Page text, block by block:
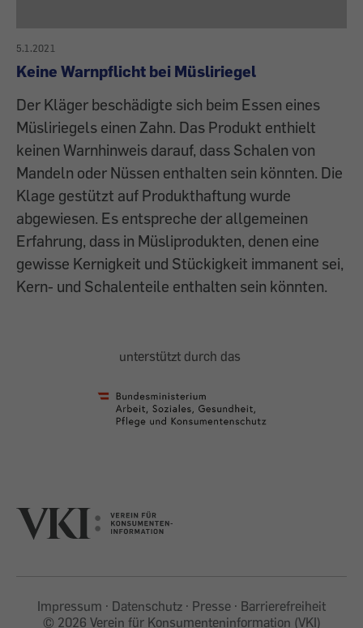
5.1.2021
Keine Warnpflicht bei Müsliriegel
Der Kläger beschädigte sich beim Essen eines
Müsliriegels einen Zahn. Das Produkt enthielt
keinen Warnhinweis darauf, dass Schalen von
Mandeln oder Nüssen enthalten sein könnten. Die
Klage gestützt auf Produkthaftung wurde
abgewiesen. Es entspreche der allgemeinen
Erfahrung, dass in Müsliprodukten, denen eine
gewisse Kernigkeit und Stückigkeit immanent sei,
Kern- und Schalenteile enthalten sein könnten.
unterstützt durch das
Impressum Datenschutz Presse
Barrierefreiheit
© 2026 Verein für Konsumenteninformation (VKI)